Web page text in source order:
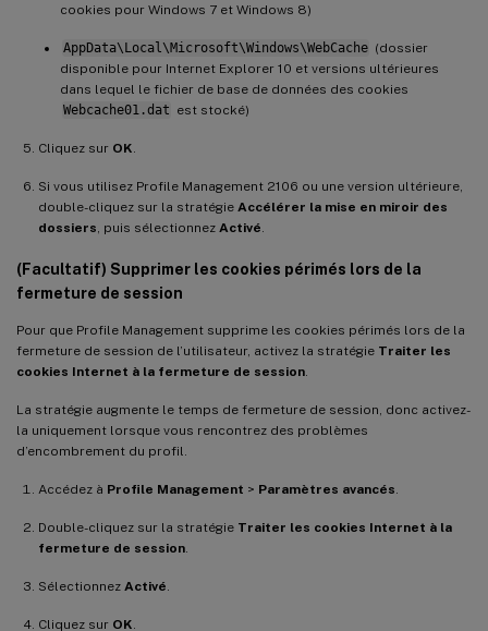
cookies pour Windows 7 et Windows 8)
AppData\Local\Microsoft\Windows\WebCache (dossier
disponible pour Internet Explorer 10 et versions ultérieures
dans lequel le fichier de base de données des cookies
Webcache01.dat est stocké)
Cliquez sur OK
Si vous utilisez Profile Management 2106 ou une version ultérieure,
double-cliquez sur la stratégie Accélérer la mise en miroir des
dossiers , puis sélectionnez Activé
(Facultatif) Supprimer les cookies périmés lors de la
fermeture de session
Pour que Profile Management supprime les cookies périmés lors de la
fermeture de session de l’utilisateur, activez la stratégie Traiter les
cookies Internet à la fermeture de session
La stratégie augmente le temps de fermeture de session, donc activez-
la uniquement lorsque vous rencontrez des problèmes
d’encombrement du profil.
Accédez à Profile Management > Paramètres avancés
Double-cliquez sur la stratégie Traiter les cookies Internet à la
fermeture de session
Sélectionnez Activé
Cliquez sur OK